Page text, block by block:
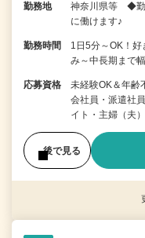
勤務地
神奈川県等 ◆勤
に働けます♪
勤務時間
1日5分～OK！
み～中長期まで
応募資格
未経験OK＆年齢
会社員・派遣社
イト・主婦（夫
後で見る